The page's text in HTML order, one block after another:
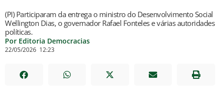
(PI) Participaram da entrega o ministro do Desenvolvimento Social
Wellington Dias, o governador Rafael Fonteles e várias autoridades
políticas.
Por Editoria Democracias
22/05/2026 12:23